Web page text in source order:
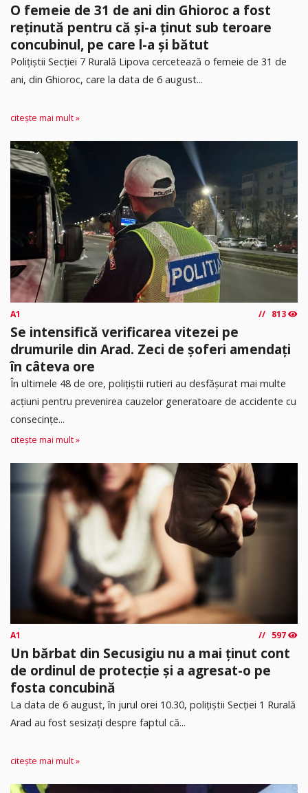
O femeie de 31 de ani din Ghioroc a fost
reținută pentru că și-a ținut sub teroare
concubinul, pe care l-a și bătut
​Polițiștii Secției 7 Rurală Lipova cercetează o femeie de 31 de
ani, din Ghioroc, care la data de 6 august...
citește mai mult »
A1 813
Se intensifică verificarea vitezei pe
drumurile din Arad. Zeci de șoferi amendați
în câteva ore
În ultimele 48 de ore, polițiștii rutieri au desfășurat mai multe
acțiuni pentru prevenirea cauzelor generatoare de accidente cu
consecințe...
citește mai mult »
A1 597
Un bărbat din Secusigiu nu a mai ținut cont
de ordinul de protecție și a agresat-o pe
fosta concubină
​La data de 6 august, în jurul orei 10.30, polițiștii Secției 1 Rurală
Arad au fost sesizați despre faptul că...
citește mai mult »